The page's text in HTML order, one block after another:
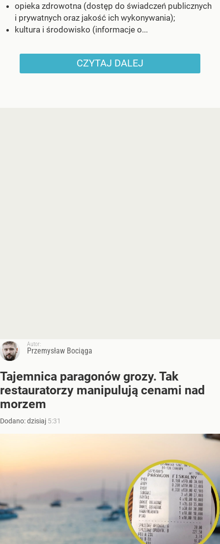
opieka zdrowotna (dostęp do świadczeń publicznych
i prywatnych oraz jakość ich wykonywania);
kultura i środowisko (informacje o...
CZYTAJ DALEJ
Autor:
Przemysław Bociąga
Tajemnica paragonów grozy. Tak
restauratorzy manipulują cenami nad
morzem
Dodano:dzisiaj 5:31